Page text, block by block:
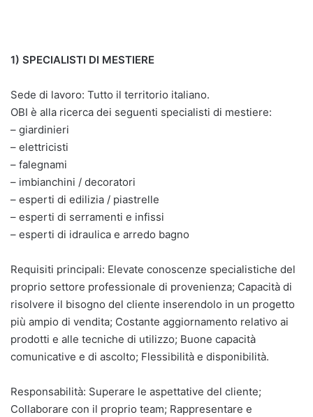
1) SPECIALISTI DI MESTIERE
Sede di lavoro: Tutto il territorio italiano.
OBI è alla ricerca dei seguenti specialisti di mestiere:
– giardinieri
– elettricisti
– falegnami
– imbianchini / decoratori
– esperti di edilizia / piastrelle
– esperti di serramenti e infissi
– esperti di idraulica e arredo bagno
Requisiti principali: Elevate conoscenze specialistiche del
proprio settore professionale di provenienza; Capacità di
risolvere il bisogno del cliente inserendolo in un progetto
più ampio di vendita; Costante aggiornamento relativo ai
prodotti e alle tecniche di utilizzo; Buone capacità
comunicative e di ascolto; Flessibilità e disponibilità.
Responsabilità: Superare le aspettative del cliente;
Collaborare con il proprio team; Rappresentare e